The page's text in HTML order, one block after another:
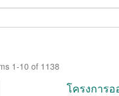
1-10 of 1138
โครงการ